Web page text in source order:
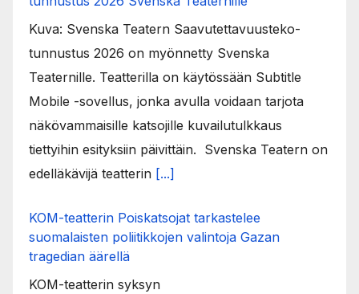
Kuva: Svenska Teatern Saavutettavuusteko-
tunnustus 2026 on myönnetty Svenska
Teaternille. Teatterilla on käytössään Subtitle
Mobile -sovellus, jonka avulla voidaan tarjota
näkövammaisille katsojille kuvailutulkkaus
tiettyihin esityksiin päivittäin. Svenska Teatern on
edelläkävijä teatterin [...]
KOM-teatterin Poiskatsojat tarkastelee
suomalaisten poliitikkojen valintoja Gazan
tragedian äärellä
KOM-teatterin syksyn